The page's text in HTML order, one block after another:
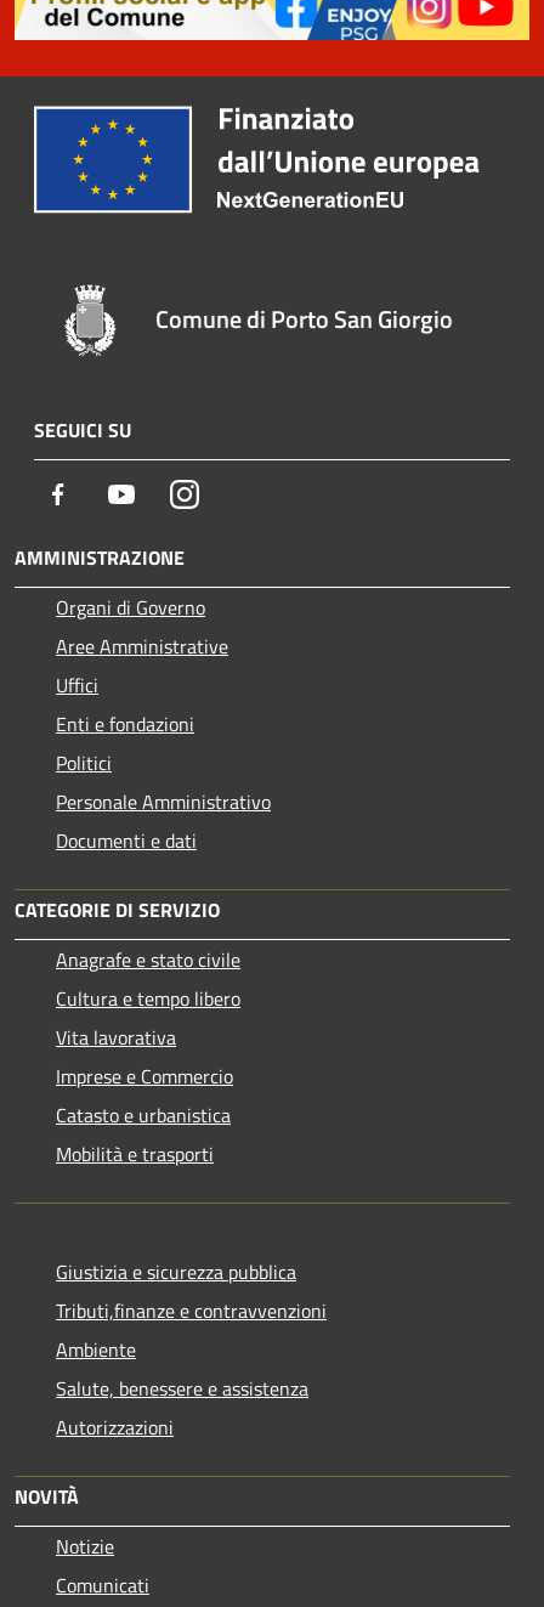
Comune di Porto San Giorgio
SEGUICI SU
Facebook YoutubeInstagram
AMMINISTRAZIONE
Organi di Governo
Aree Amministrative
Uffici
Enti e fondazioni
Politici
Personale Amministrativo
Documenti e dati
CATEGORIE DI SERVIZIO
Anagrafe e stato civile
Cultura e tempo libero
Vita lavorativa
Imprese e Commercio
Catasto e urbanistica
Mobilità e trasporti
Giustizia e sicurezza pubblica
Tributi,finanze e contravvenzioni
Ambiente
Salute, benessere e assistenza
Autorizzazioni
NOVITÀ
Notizie
Comunicati